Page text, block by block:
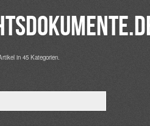
in 45 Kategorien.